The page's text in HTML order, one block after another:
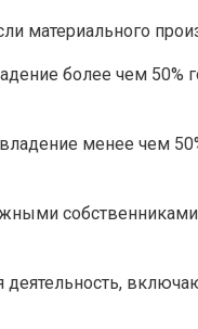
материального
более чем 50%
менее чем